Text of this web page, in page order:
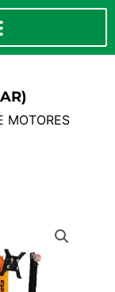
MOTORES